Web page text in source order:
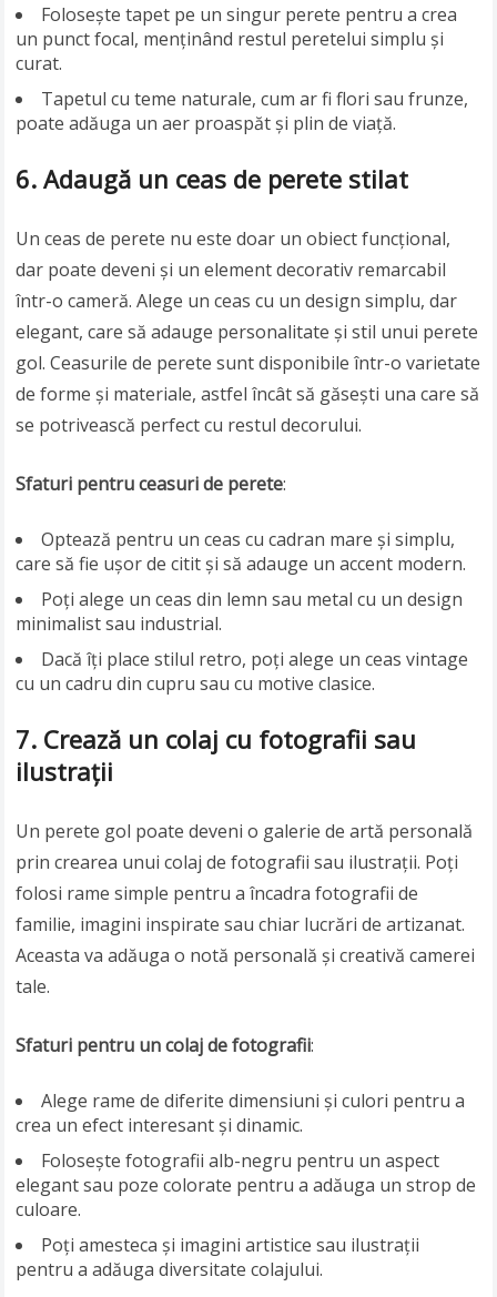
Folosește tapet pe un singur perete pentru a crea
un punct focal, menținând restul peretelui simplu și
curat.
Tapetul cu teme naturale, cum ar fi flori sau frunze,
poate adăuga un aer proaspăt și plin de viață.
6. Adaugă un ceas de perete stilat
Un ceas de perete nu este doar un obiect funcțional,
dar poate deveni și un element decorativ remarcabil
într-o cameră. Alege un ceas cu un design simplu, dar
elegant, care să adauge personalitate și stil unui perete
gol. Ceasurile de perete sunt disponibile într-o varietate
de forme și materiale, astfel încât să găsești una care să
se potrivească perfect cu restul decorului.
Sfaturi pentru ceasuri de perete:
Optează pentru un ceas cu cadran mare și simplu,
care să fie ușor de citit și să adauge un accent modern.
Poți alege un ceas din lemn sau metal cu un design
minimalist sau industrial.
Dacă îți place stilul retro, poți alege un ceas vintage
cu un cadru din cupru sau cu motive clasice.
7. Crează un colaj cu fotografii sau
ilustrații
Un perete gol poate deveni o galerie de artă personală
prin crearea unui colaj de fotografii sau ilustrații. Poți
folosi rame simple pentru a încadra fotografii de
familie, imagini inspirate sau chiar lucrări de artizanat.
Aceasta va adăuga o notă personală și creativă camerei
tale.
Sfaturi pentru un colaj de fotografii:
Alege rame de diferite dimensiuni și culori pentru a
crea un efect interesant și dinamic.
Folosește fotografii alb-negru pentru un aspect
elegant sau poze colorate pentru a adăuga un strop de
culoare.
Poți amesteca și imagini artistice sau ilustrații
pentru a adăuga diversitate colajului.